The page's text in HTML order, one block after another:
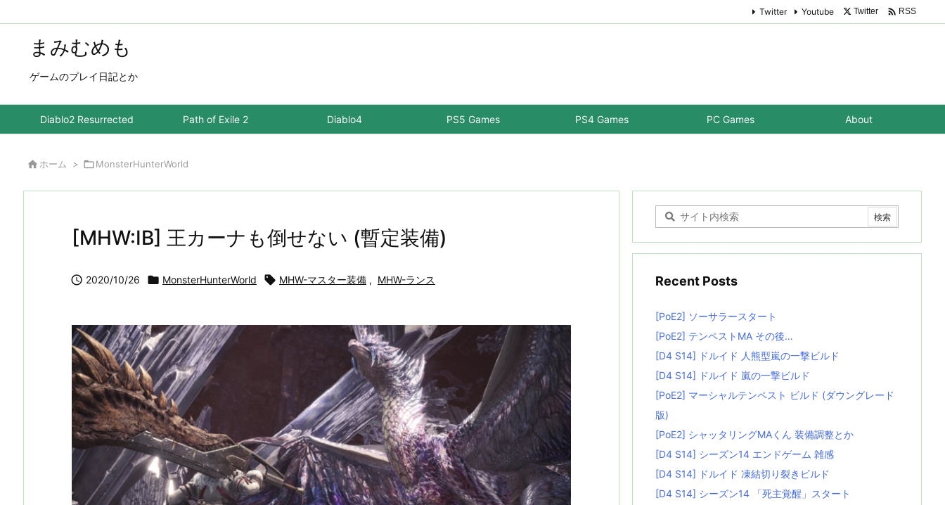
まみむめも
ゲームのプレイ日記とか
Diablo2 Resurrected Path of Exile 2 Diablo4 PS5 Games PS4 Games PC Games About
Twitter Youtube Twitter  RSS
 ホーム > MonsterHunterWorld
[MHW:IB] 王カーナも倒せない (暫定装備)
 2020/10/26  MonsterHunterWorld  MHW-マスター装備 , MHW-ランス Recent Posts
[PoE2] ソーサラースタート
[PoE2] テンペストMA その後…
[D4 S14] ドルイド 人熊型嵐の一撃ビルド
[D4 S14] ドルイド 嵐の一撃ビルド
[PoE2] マーシャルテンペスト ビルド (ダウングレード
版)
[PoE2] シャッタリングMAくん 装備調整とか
[D4 S14] シーズン14 エンドゲーム 雑感
[D4 S14] ドルイド 凍結切り裂きビルド
[D4 S14] シーズン14 「死主覚醒」スタート